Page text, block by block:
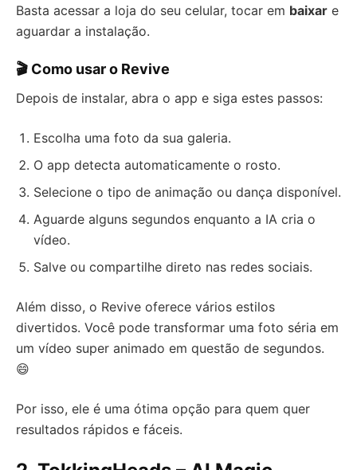
Basta acessar a loja do seu celular, tocar em baixar e
aguardar a instalação.
🎬 Como usar o Revive
Depois de instalar, abra o app e siga estes passos:
Escolha uma foto da sua galeria.
O app detecta automaticamente o rosto.
Selecione o tipo de animação ou dança disponível.
Aguarde alguns segundos enquanto a IA cria o
vídeo.
Salve ou compartilhe direto nas redes sociais.
Além disso, o Revive oferece vários estilos
divertidos. Você pode transformar uma foto séria em
um vídeo super animado em questão de segundos.
😄
Por isso, ele é uma ótima opção para quem quer
resultados rápidos e fáceis.